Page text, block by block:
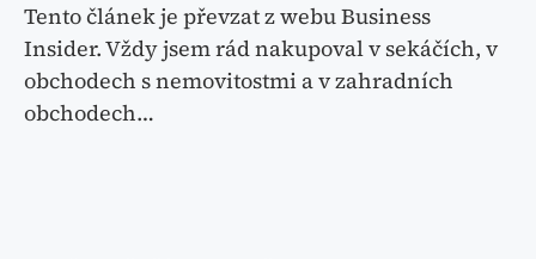
Tento článek je převzat z webu Business
Insider. Vždy jsem rád nakupoval v sekáčích, v
obchodech s nemovitostmi a v zahradních
obchodech…